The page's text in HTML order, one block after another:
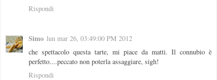
Rispondi
Simo lun mar 26, 03:49:00 PM 2012
che spettacolo questa tarte, mi piace da matti. Il connubio è
perfetto....peccato non poterla assaggiare, sigh!
Rispondi